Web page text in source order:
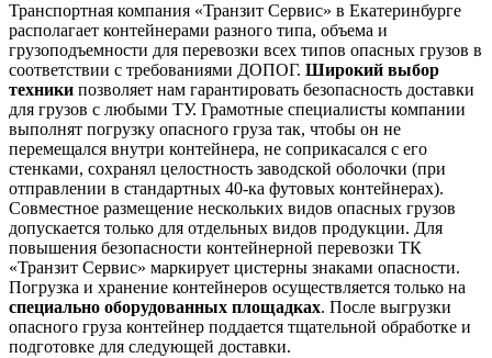
Транспортная компания «Транзит Сервис» в Екатеринбурге
располагает контейнерами разного типа, объема и
грузоподъемности для перевозки всех типов опасных грузов в
соответствии с требованиями ДОПОГ. Широкий выбор
техники позволяет нам гарантировать безопасность доставки
для грузов с любыми ТУ. Грамотные специалисты компании
выполнят погрузку опасного груза так, чтобы он не
перемещался внутри контейнера, не соприкасался с его
стенками, сохранял целостность заводской оболочки (при
отправлении в стандартных 40-ка футовых контейнерах).
Совместное размещение нескольких видов опасных грузов
допускается только для отдельных видов продукции. Для
повышения безопасности контейнерной перевозки ТК
«Транзит Сервис» маркирует цистерны знаками опасности.
Погрузка и хранение контейнеров осуществляется только на
специально оборудованных площадках. После выгрузки
опасного груза контейнер поддается тщательной обработке и
подготовке для следующей доставки.